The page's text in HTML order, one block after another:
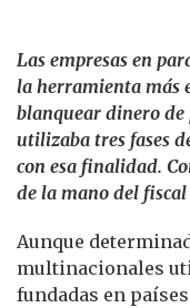
Las empresas en
la herramienta más
blanquear dinero de
utilizaba tres fases
con esa finalidad.
de la mano del
Aunque
multinacionales
fundadas en